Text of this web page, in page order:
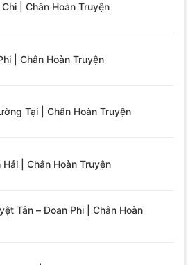
| Chân Hoàn Truyện
| Chân Hoàn Truyện
Tại | Chân Hoàn Truyện
Hải | Chân Hoàn Truyện
Tân – Đoan Phi | Chân Hoàn